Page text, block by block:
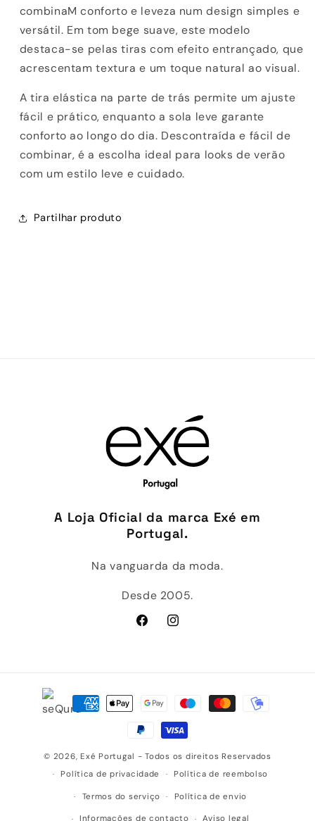
combinaM conforto e leveza num design simples e
versátil. Em tom bege suave, este modelo
destaca-se pelas tiras com efeito entrançado, que
acrescentam textura e um toque natural ao visual.
A tira elástica na parte de trás permite um ajuste
fácil e prático, enquanto a sola leve garante
conforto ao longo do dia. Descontraída e fácil de
combinar, é a escolha ideal para looks de verão
com um estilo leve e cuidado.
Partilhar produto
A Loja Oficial da marca Exé em
Portugal.
Na vanguarda da moda.
Desde 2005.
FacebookInstagram
Métodos
© 2026, Exé Portugal - Todos os direitos Reservados
Política de privacidade
Política de reembolso
Termos do serviço Política de envio